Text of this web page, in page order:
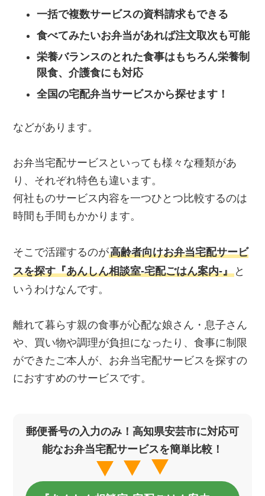
一括で複数サービスの資料請求もできる
食べてみたいお弁当があれば注文取次も可能
栄養バランスのとれた食事はもちろん栄養制
限食、介護食にも対応
全国の宅配弁当サービスから探せます！
などがあります。
お弁当宅配サービスといっても様々な種類があ
り、それぞれ特色も違います。
何社ものサービス内容を一つひとつ比較するのは
時間も手間もかかります。
そこで活躍するのが高齢者向けお弁当宅配サービ
スを探す『あんしん相談室‐宅配ごはん案内‐』 と
いうわけなんです。
離れて暮らす親の食事が心配な娘さん・息子さん
や、買い物や調理が負担になったり、食事に制限
ができたご本人が、お弁当宅配サービスを探すの
におすすめのサービスです。
郵便番号の入力のみ！高知県安芸市に対応可
能なお弁当宅配サービスを簡単比較！